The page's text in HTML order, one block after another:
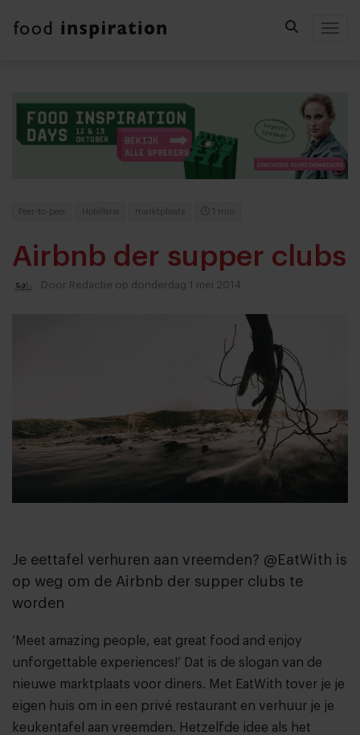
Peer-to-peer Hotellerie marktplaats 1 min
Airbnb der supper clubs
Door Redactie op donderdag 1 mei 2014
Je eettafel verhuren aan vreemden? @EatWith is
op weg om de Airbnb der supper clubs te
worden
‘Meet amazing people, eat great food and enjoy
unforgettable experiences!’ Dat is de slogan van de
nieuwe marktplaats voor diners. Met EatWith tover je je
eigen huis om in een privé restaurant en verhuur je je
keukentafel aan vreemden. Hetzelfde idee als het